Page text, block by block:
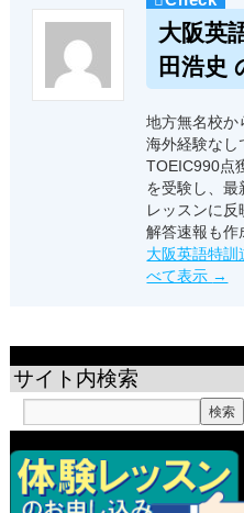
大阪英
田浩史
地方無名校か
海外経験なし
TOEIC990点
を受験し、最
レッスンに
解答速報も作
大阪英語特訓
べて表示 →
サイト内検索